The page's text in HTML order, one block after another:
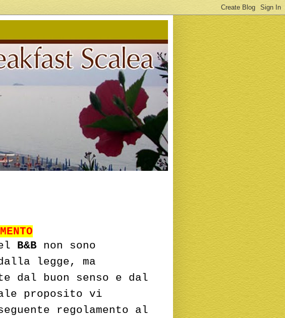
B&B non sono
legge, ma
dal buon senso e dal
proposito vi
regolamento al